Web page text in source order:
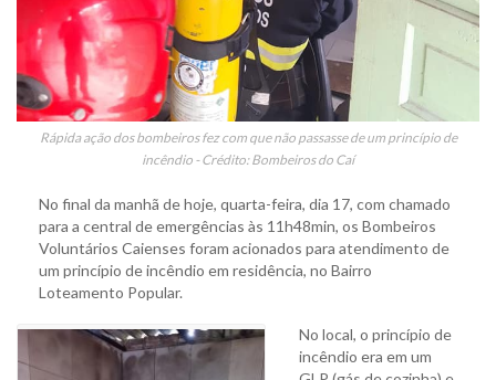
Rápida ação dos bombeiros fez com que não passasse de um princípio de
incêndio - Crédito: Bombeiros do Caí
No final da manhã de hoje, quarta-feira, dia 17, com chamado
para a central de emergências às 11h48min, os Bombeiros
Voluntários Caienses foram acionados para atendimento de
um princípio de incêndio em residência, no Bairro
Loteamento Popular.
No local, o princípio de
incêndio era em um